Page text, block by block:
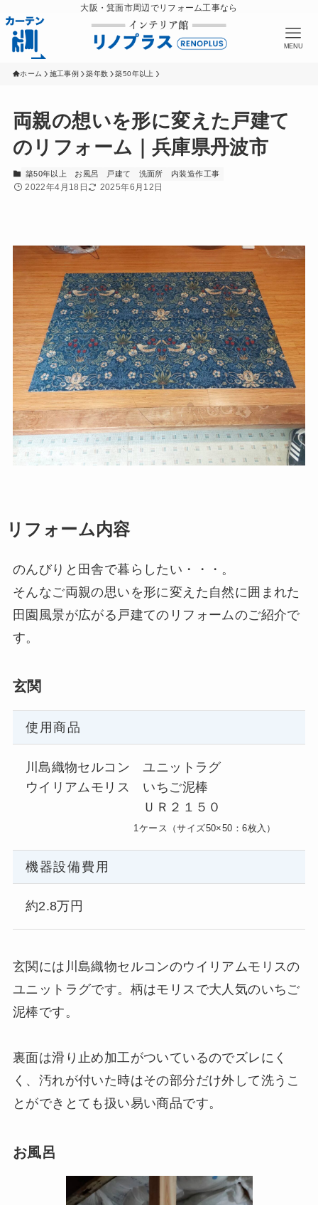
大阪・箕面市周辺でリフォーム工事なら
MENU
ホーム 施工事例 築年数 築50年以上
両親の想いを形に変えた戸建て
のリフォーム｜兵庫県丹波市
築50年以上 お風呂 戸建て 洗面所 内装造作工事
2022年4月18日 2025年6月12日
リフォーム内容
のんびりと田舎で暮らしたい・・・。
そんなご両親の思いを形に変えた自然に囲まれた
田園風景が広がる戸建てのリフォームのご紹介で
す。
玄関
使用商品
川島織物セルコン ユニットラグ
ウイリアムモリス いちご泥棒
ＵＲ２１５０
1ケース（サイズ50×50：6枚入）
機器設備費用
約2.8万円
玄関には川島織物セルコンのウイリアムモリスの
ユニットラグです。柄はモリスで大人気のいちご
泥棒です。
裏面は滑り止め加工がついているのでズレにく
く、汚れが付いた時はその部分だけ外して洗うこ
とができとても扱い易い商品です。
お風呂